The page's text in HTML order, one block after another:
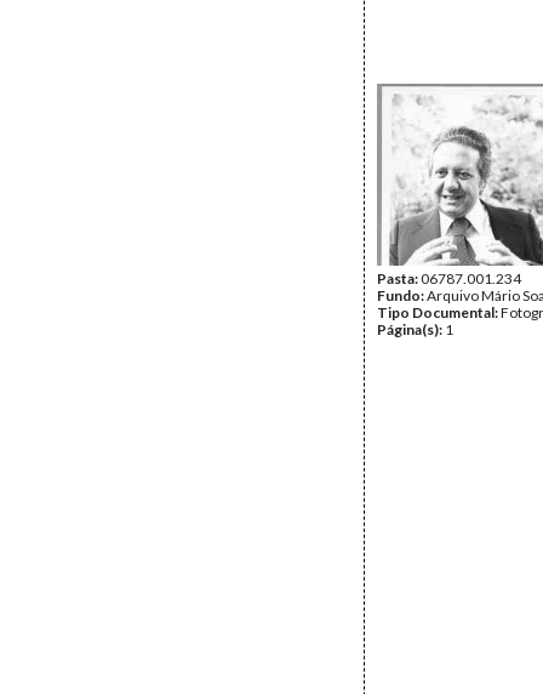
Pasta:06787.001.234
Fundo:Arquivo Mário
Tipo Documental:
Página(s): 1